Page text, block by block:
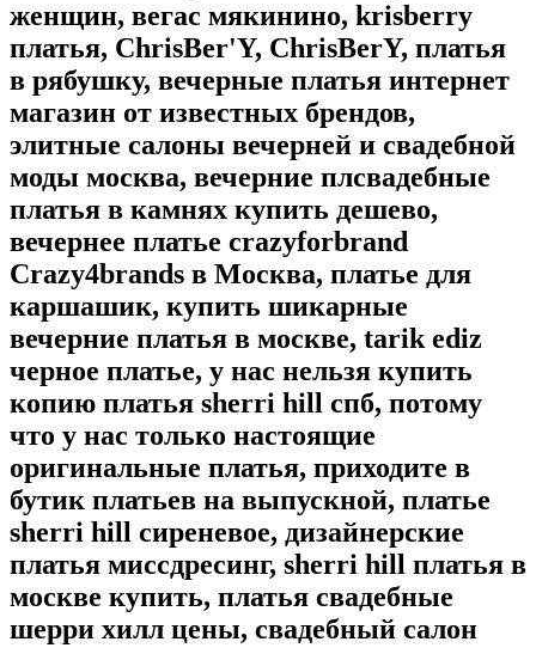
женщин, вегас мякинино, krisberry
платья, ChrisBer'Y, ChrisBerY, платья
в рябушку, вечерные платья интернет
магазин от известных брендов,
элитные салоны вечерней и свадебной
моды москва, вечерние плсвадебные
платья в камнях купить дешево,
вечернее платье crazyforbrand
Crazy4brands в Москва, платье для
каршашик, купить шикарные
вечерние платья в москве, tarik ediz
черное платье, у нас нельзя купить
копию платья sherri hill спб, потому
что у нас только настоящие
оригинальные платья, приходите в
бутик платьев на выпускной, платье
sherri hill сиреневое, дизайнерские
платья миссдресинг, sherri hill платья в
москве купить, платья свадебные
шерри хилл цены, свадебный салон